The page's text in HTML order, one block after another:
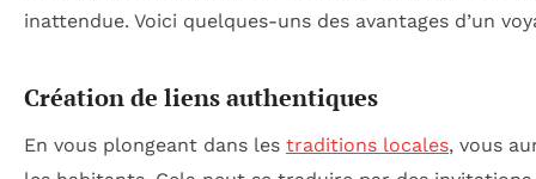
inattendue. Voici quelques-uns des avantages d’un
Création de liens authentiques
En vous plongeant dans les traditions locales, vous